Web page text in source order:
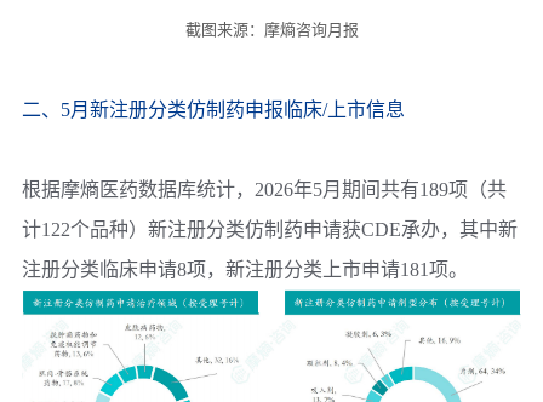
截图来源：摩熵咨询月报
二、5月新注册分类仿制药申报临床/上市信息
根据摩熵医药数据库统计，2026年5月期间共有189项（共
计122个品种）新注册分类仿制药申请获CDE承办，其中新
注册分类临床申请8项，新注册分类上市申请181项。